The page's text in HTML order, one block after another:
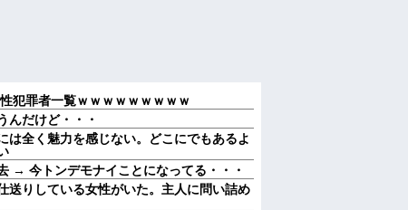
犯罪者一覧ｗｗｗｗｗｗｗｗｗ
んだけど・・・
は全く魅力を感じない。どこにでもあるよ
→ 今トンデモナイことになってる・・・
送りしている女性がいた。主人に問い詰め